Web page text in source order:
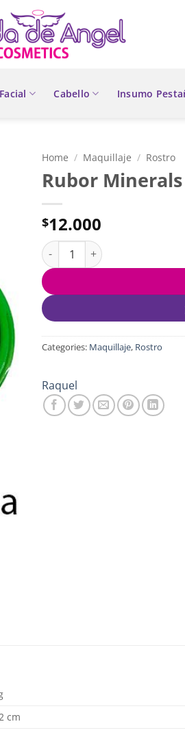
Cabello Insumo
Home / Maquillaje / Rostro
Rubor
$12.000
Rubor Minerals Raquel quantity
Categories: Maquillaje, Rostro
Raquel
cm